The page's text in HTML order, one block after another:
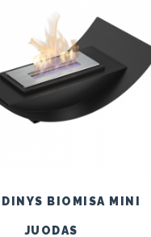
BIOMISA MINI
JUODAS